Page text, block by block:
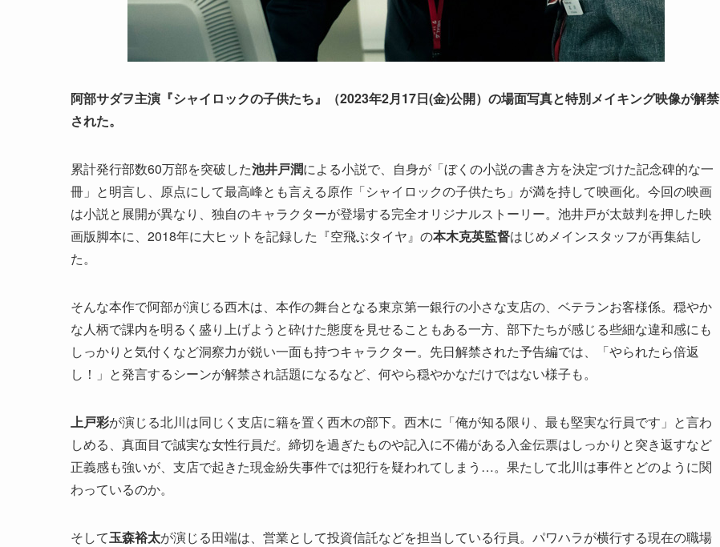
阿部サダヲ主演『シャイロックの子供たち』（2023年2月17日(金)公開）の場面写真と特別メイキング映像が解禁
された。
累計発行部数60万部を突破した池井戸潤による小説で、自身が「ぼくの小説の書き方を決定づけた記念碑的な一
冊」と明言し、原点にして最高峰とも言える原作「シャイロックの子供たち」が満を持して映画化。今回の映画
は小説と展開が異なり、独自のキャラクターが登場する完全オリジナルストーリー。池井戸が太鼓判を押した映
画版脚本に、2018年に大ヒットを記録した『空飛ぶタイヤ』の本木克英監督はじめメインスタッフが再集結し
た。
そんな本作で阿部が演じる西木は、本作の舞台となる東京第一銀行の小さな支店の、ベテランお客様係。穏やか
な人柄で課内を明るく盛り上げようと砕けた態度を見せることもある一方、部下たちが感じる些細な違和感にも
しっかりと気付くなど洞察力が鋭い一面も持つキャラクター。先日解禁された予告編では、「やられたら倍返
し！」と発言するシーンが解禁され話題になるなど、何やら穏やかなだけではない様子も。
上戸彩が演じる北川は同じく支店に籍を置く西木の部下。西木に「俺が知る限り、最も堅実な行員です」と言わ
しめる、真面目で誠実な女性行員だ。締切を過ぎたものや記入に不備がある入金伝票はしっかりと突き返すなど
正義感も強いが、支店で起きた現金紛失事件では犯行を疑われてしまう…。果たして北川は事件とどのように関
わっているのか。
そして玉森裕太が演じる田端は、営業として投資信託などを担当している行員。パワハラが横行する現在の職場